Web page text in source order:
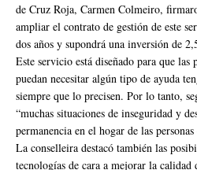
de Cruz Roja, Carmen Colmeiro,
ampliar el contrato de gestión de este
dos años y supondrá una inversión de
Este servicio está diseñado para que las
puedan necesitar algún tipo de ayuda
siempre que lo precisen. Por lo tanto,
“muchas situaciones de inseguridad y
permanencia en el hogar de las personas
La conselleira destacó también las
tecnologías de cara a mejorar la calidad